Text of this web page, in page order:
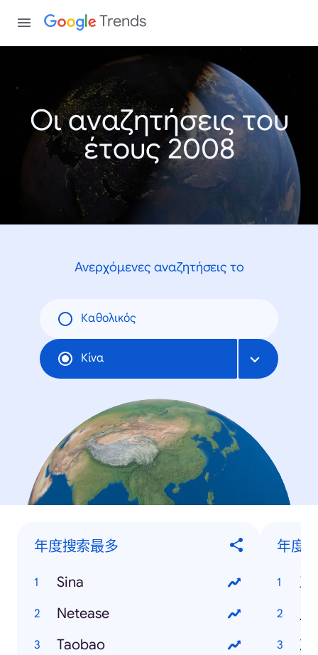
Trends
Οι αναζητήσεις του
έτους 2008
Ανερχόμενες αναζητήσεις το
Καθολικός
Κίνα
年度搜索最多
Sina
Netease
Taobao
年度
三
次